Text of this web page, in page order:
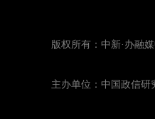
版权所有：中新·办
主办单位：中国政信研